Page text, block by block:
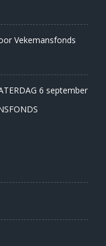
Vekemansfonds
6 september